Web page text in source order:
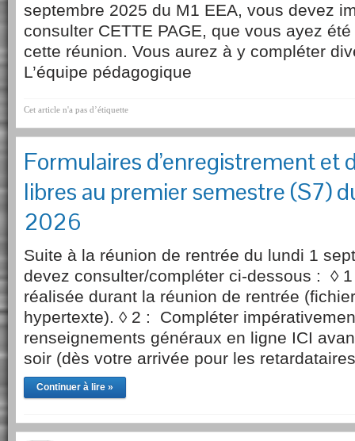
septembre 2025 du M1 EEA, vous devez
consulter CETTE PAGE, que vous ayez
cette réunion. Vous aurez à y compléter
L’équipe pédagogique
Cet article n'a pas d’étiquette
Formulaires d’enregistrement et
libres au premier semestre (S7)
2026
Suite à la réunion de rentrée du lundi 1
devez consulter/compléter ci-dessous : ◊
réalisée durant la réunion de rentrée
hypertexte). ◊ 2 : Compléter
renseignements généraux en ligne ICI
soir (dès votre arrivée pour les
Continuer à lire »